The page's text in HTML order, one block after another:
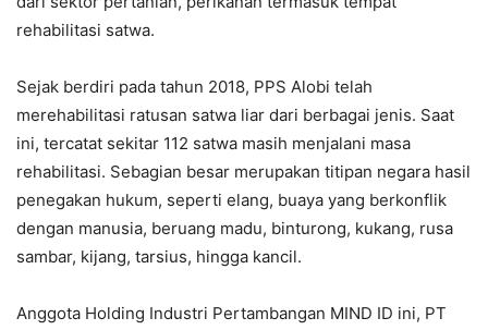
rehabilitasi satwa.
Sejak berdiri pada tahun 2018, PPS Alobi telah
merehabilitasi ratusan satwa liar dari berbagai jenis. Saat
ini, tercatat sekitar 112 satwa masih menjalani masa
rehabilitasi. Sebagian besar merupakan titipan negara hasil
penegakan hukum, seperti elang, buaya yang berkonflik
dengan manusia, beruang madu, binturong, kukang, rusa
sambar, kijang, tarsius, hingga kancil.
Anggota Holding Industri Pertambangan MIND ID ini, PT